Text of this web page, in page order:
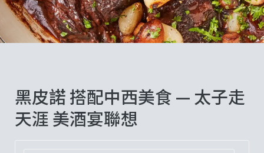
黑皮諾 搭配中西美食 — 太子走
天涯 美酒宴聯想